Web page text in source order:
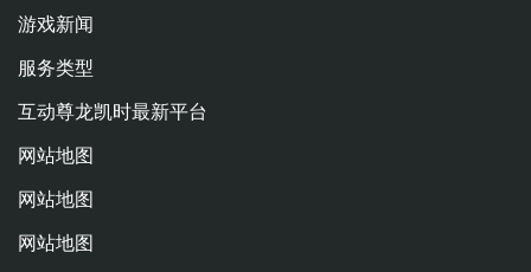
游戏新闻
服务类型
互动尊龙凯时最新平台
网站地图
网站地图
网站地图